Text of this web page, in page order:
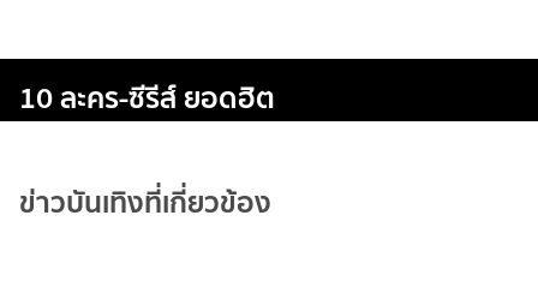
10 ละคร-ซีรีส์ ยอดฮิต
ข่าวบันเทิงที่เกี่ยวข้อง